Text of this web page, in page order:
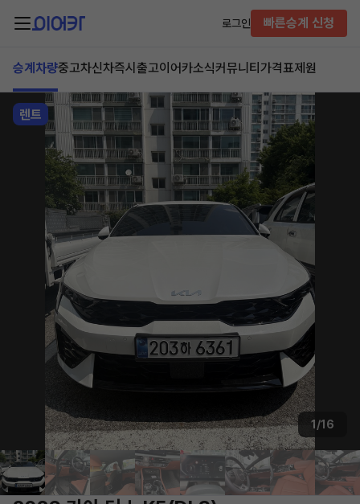
로그인 빠른승계 신청
승계차량중고차신차즉시출고이어카소식커뮤니티 가격표제원
렌트
1/16